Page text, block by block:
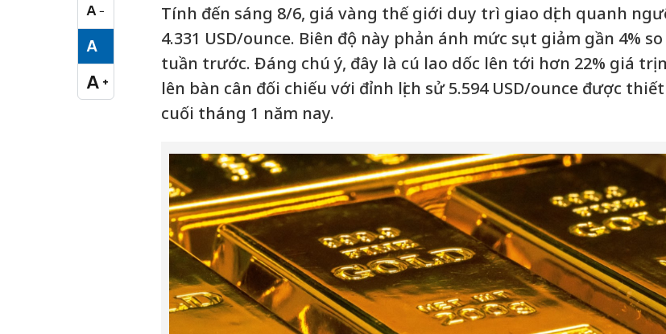
A −
Cỡ chữ nhỏ
A
Cỡ chữ vừa
A +
Cỡ chữ lớn
Tính đến sáng 8/6, giá vàng thế giới duy trì giao dịch quanh
4.331 USD/ounce. Biên độ này phản ánh mức sụt giảm gần 4%
tuần trước. Đáng chú ý, đây là cú lao dốc lên tới hơn 22% giá trị
lên bàn cân đối chiếu với đỉnh lịch sử 5.594 USD/ounce được
cuối tháng 1 năm nay.